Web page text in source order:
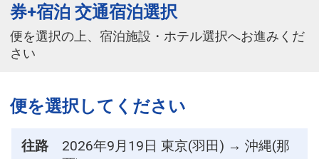
券+宿泊 交通宿泊選択
便を選択の上、宿泊施設・ホテル選択へお進みくだ
さい
便を選択してください
往路
2026年9月19日 東京(羽田) → 沖縄(那